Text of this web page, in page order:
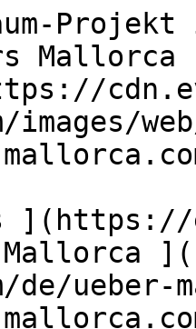
Finca ](https://ev-mallorca.com/de/mallorca-immobilien?contract_type=1&type%5B0%5D=1) [ Apartment ](https://ev-mallorca.com/de/mallorca-immobilien?contract_type=1&type%5B0%5D=2) [ Penthouse ](https://ev-mallorca.com/de/mallorca-immobilien?contract_type=1&type%5B0%5D=5) 

  Ferienvermietung  [ Alle Immobilien ](https://ev-mallorca.com/de/holiday-rentals) [ Haus ](https://ev-mallorca.com/de/holiday-rentals?type%5B0%5D=0) [ Finca ](https://ev-mallorca.com/de/holiday-rentals?type%5B0%5D=1) [ Apartment ](https://ev-mallorca.com/de/holiday-rentals?type%5B0%5D=2) [ Penthouse ](https://ev-mallorca.com/de/holiday-rentals?type%5B0%5D=5) 

  Gewerbe  [ Alle Immobilien ](https://ev-mallorca.com/de/gewerbeimmobilien) [ Land und Forstwirtschaft ](https://ev-mallorca.com/de/gewerbeimmobilien?type%5B0%5D=6) [ Hotel ](https://ev-mallorca.com/de/gewerbeimmobilien?type%5B0%5D=7) [ Industrie ](https://ev-mallorca.com/de/gewerbeimmobilien?type%5B0%5D=8) [ Investment ](https://ev-mallorca.com/de/gewerbeimmobilien?type%5B0%5D=9) [ Gastronomie ](https://ev-mallorca.com/de/gewerbeimmobilien?type%5B0%5D=10) [ Grundstück ](https://ev-mallorca.com/de/gewerbeimmobilien?type%5B0%5D=11) [ Ladenfläche ](https://ev-mallorca.com/de/gewerbeimmobilien?type%5B0%5D=12) [ Sonstiges ](https://ev-mallorca.com/de/gewerbeimmobilien?type%5B0%5D=13) [ Ladenfläche ](https://ev-mallorca.com/de/gewerbeimmobilien?type%5B0%5D=14) 

 [ Neubauprojekt ](https://ev-mallorca.com/de/mallorca-neubauprojekt) 

     Deutsch       [ English ](https://ev-mallorca.com/en/mallorca-property/modern-dream-project-in-a-residential-area-W-02OKRQ)   [ Español ](https://ev-mallorca.com/es/inmueble-mallorca/moderno-proyecto-de-sueno-en-zona-residencial-W-02OKRQ)    [ Català ](https://ev-mallorca.com/ca/immoble-mallorca/un-projecte-de-somni-modern-en-una-zona-residencial-W-02OKRQ)   [ Svenska ](https://ev-mallorca.com/sv/mallorca-fastighet/modernt-dromprojekt-i-ett-bostadsomrade-W-02OKRQ)   [ Français